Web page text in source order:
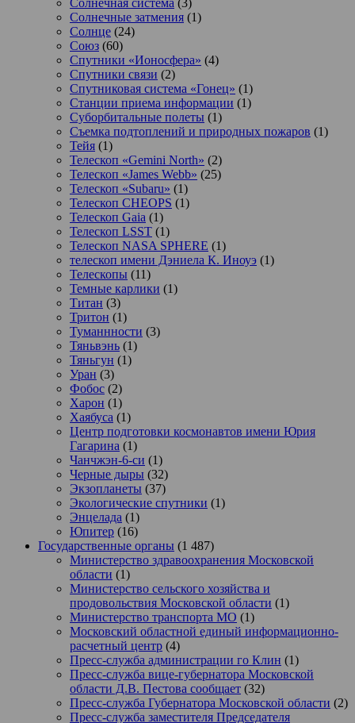
Солнечные затмения (1)
Солнце (24)
Союз (60)
Спутники «Ионосфера» (4)
Спутники связи (2)
Спутниковая система «Гонец» (1)
Станции приема информации (1)
Суборбитальные полеты (1)
Съемка подтоплений и природных пожаров (1)
Тейя (1)
Телескоп «Gemini North» (2)
Телескоп «James Webb» (25)
Телескоп «Subaru» (1)
Телескоп CHEOPS (1)
Телескоп Gaia (1)
Телескоп LSST (1)
Телескоп NASA SPHERE (1)
телескоп имени Дэниела К. Иноуэ (1)
Телескопы (11)
Темные карлики (1)
Титан (3)
Тритон (1)
Туманнности (3)
Тяньвэнь (1)
Тяньгун (1)
Уран (3)
Фобос (2)
Харон (1)
Хаябуса (1)
Центр подготовки космонавтов имени Юрия
Гагарина (1)
Чанчжэн-6-си (1)
Черные дыры (32)
Экзопланеты (37)
Экологические спутники (1)
Энцелада (1)
Юпитер (16)
Государственные органы (1 487)
Министерство здравоохранения Московской
области (1)
Министерство сельского хозяйства и
продовольствия Московской области (1)
Министерство транспорта МО (1)
Московский областной единый информационно-
расчетный центр (4)
Пресс-служба администрации го Клин (1)
Пресс-служба вице-губернатора Московской
области Д.В. Пестова сообщает (32)
Пресс-служба Губернатора Московской области (2)
Пресс-служба заместителя Председателя